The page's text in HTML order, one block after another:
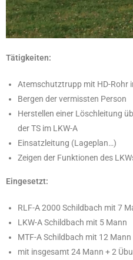
Tätigkeiten:
Atemschutztrupp mit HD-Rohr
Bergen der vermissten Person
Herstellen einer Löschleitung
der TS im LKW-A
Einsatzleitung (Lageplan…)
Zeigen der Funktionen des
Eingesetzt:
RLF-A 2000 Schildbach mit 7
LKW-A Schildbach mit 5 Mann
MTF-A Schildbach mit 12 Mann
mit insgesamt 24 Mann + 2